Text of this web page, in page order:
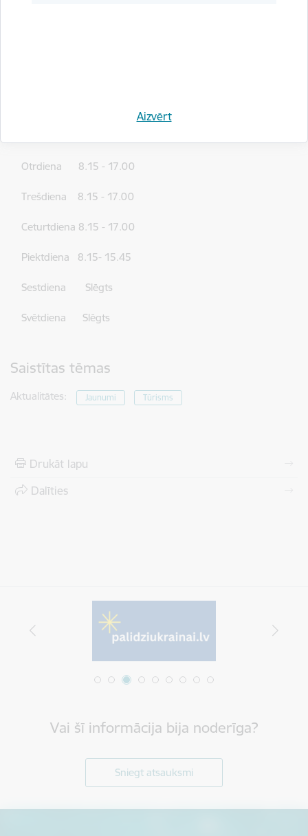
Aizvērt
Otrdiena 8.15 - 17.00
Trešdiena 8.15 - 17.00
Ceturtdiena 8.15 - 17.00
Piektdiena 8.15- 15.45
Sestdiena Slēgts
Svētdiena Slēgts
Saistītas tēmas
Aktualitātes: Jaunumi Tūrisms
Drukāt lapu
Dalīties
Vai šī informācija bija noderīga?
Sniegt atsauksmi